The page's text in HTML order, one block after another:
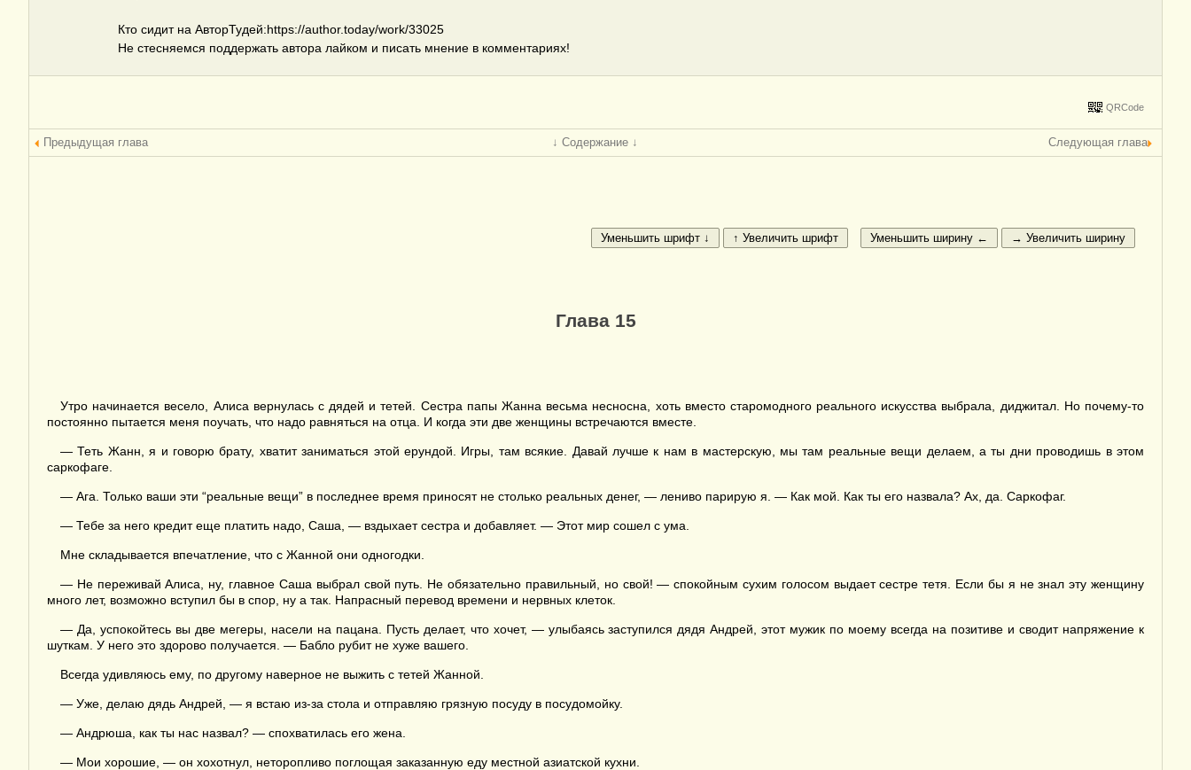
Кто сидит на АвторТудей:https://author.today/work/33025
Не стесняемся поддержать автора лайком и писать мнение в комментариях!
QRCode
Предыдущая глава ↓ Содержание ↓ Следующая глава
Глава 15
Утро начинается весело, Алиса вернулась с дядей и тетей. Сестра папы Жанна весьма несносна, хоть вместо старомодного реального искусства выбрала, диджитал. Но почему-то
постоянно пытается меня поучать, что надо равняться на отца. И когда эти две женщины встречаются вместе.
— Теть Жанн, я и говорю брату, хватит заниматься этой ерундой. Игры, там всякие. Давай лучше к нам в мастерскую, мы там реальные вещи делаем, а ты дни проводишь в этом
саркофаге.
— Ага. Только ваши эти “реальные вещи” в последнее время приносят не столько реальных денег, — лениво парирую я. — Как мой. Как ты его назвала? Ах, да. Саркофаг.
— Тебе за него кредит еще платить надо, Саша, — вздыхает сестра и добавляет. — Этот мир сошел с ума.
Мне складывается впечатление, что с Жанной они одногодки.
— Не переживай Алиса, ну, главное Саша выбрал свой путь. Не обязательно правильный, но свой! — спокойным сухим голосом выдает сестре тетя. Если бы я не знал эту женщину
много лет, возможно вступил бы в спор, ну а так. Напрасный перевод времени и нервных клеток.
— Да, успокойтесь вы две мегеры, насели на пацана. Пусть делает, что хочет, — улыбаясь заступился дядя Андрей, этот мужик по моему всегда на позитиве и сводит напряжение к
шуткам. У него это здорово получается. — Бабло рубит не хуже вашего.
Всегда удивляюсь ему, по другому наверное не выжить с тетей Жанной.
— Уже, делаю дядь Андрей, — я встаю из-за стола и отправляю грязную посуду в посудомойку.
— Андрюша, как ты нас назвал? — спохватилась его жена.
— Мои хорошие, — он хохотнул, неторопливо поглощая заказанную еду местной азиатской кухни.